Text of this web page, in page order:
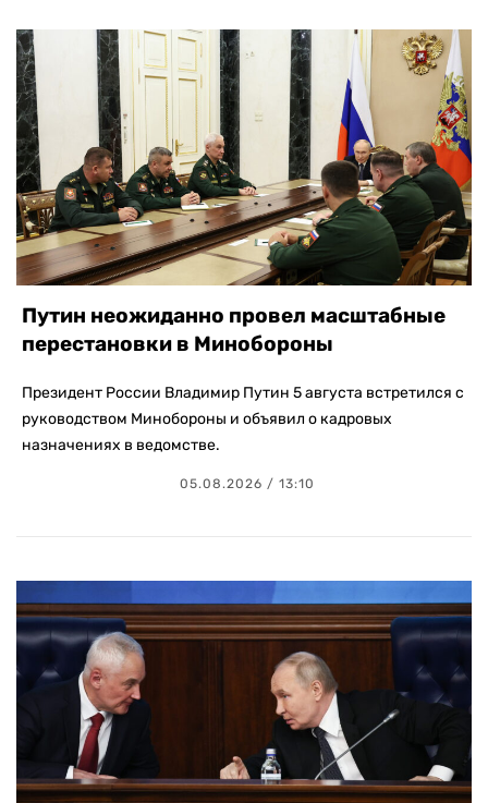
Путин неожиданно провел масштабные
перестановки в Минобороны
Президент России Владимир Путин 5 августа встретился с
руководством Минобороны и объявил о кадровых
назначениях в ведомстве.
05.08.2026 / 13:10